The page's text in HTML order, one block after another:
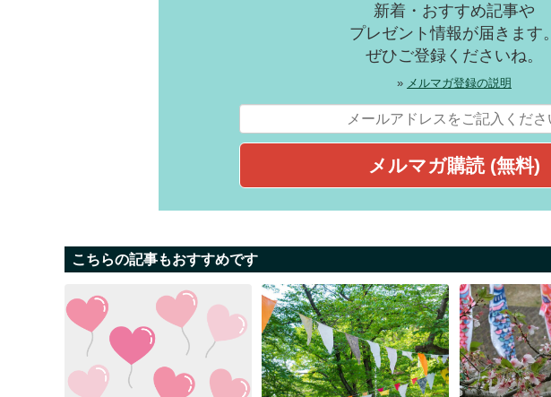
新着・おすすめ記事や
プレゼント情報が届きます。
ぜひご登録くださいね。
» メルマガ登録の説明
こちらの記事もおすすめです